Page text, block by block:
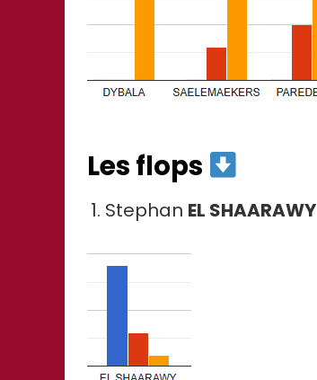
Les flops
Stephan EL SHAARAWY